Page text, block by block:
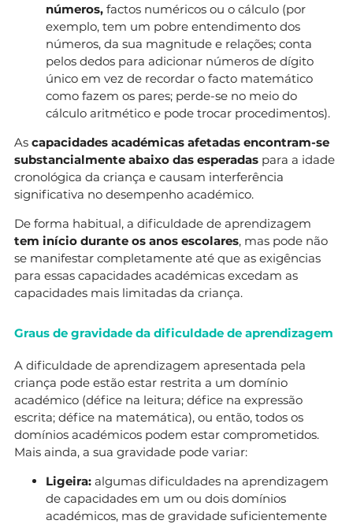
números, factos numéricos ou o cálculo (por
exemplo, tem um pobre entendimento dos
números, da sua magnitude e relações; conta
pelos dedos para adicionar números de dígito
único em vez de recordar o facto matemático
como fazem os pares; perde-se no meio do
cálculo aritmético e pode trocar procedimentos).
As capacidades académicas afetadas encontram-se
substancialmente abaixo das esperadas para a idade
cronológica da criança e causam interferência
significativa no desempenho académico.
De forma habitual, a dificuldade de aprendizagem
tem início durante os anos escolares, mas pode não
se manifestar completamente até que as exigências
para essas capacidades académicas excedam as
capacidades mais limitadas da criança.
Graus de gravidade da dificuldade de aprendizagem
A dificuldade de aprendizagem apresentada pela
criança pode estão estar restrita a um domínio
académico (défice na leitura; défice na expressão
escrita; défice na matemática), ou então, todos os
domínios académicos podem estar comprometidos.
Mais ainda, a sua gravidade pode variar:
Ligeira: algumas dificuldades na aprendizagem
de capacidades em um ou dois domínios
académicos, mas de gravidade suficientemente